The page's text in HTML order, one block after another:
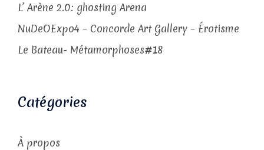
L’ Arène 2.0: ghosting Arena
NuDeOExpo4 – Concorde Art Gallery – Érotisme
Le Bateau- Métamorphoses#18
Catégories
À propos